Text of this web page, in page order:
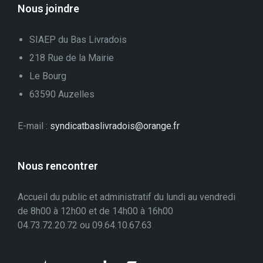
Nous joindre
SIAEP du Bas Livradois
218 Rue de la Mairie
Le Bourg
63590 Auzelles
E-mail : syndicatbaslivradois@orange.fr
Nous rencontrer
Accueil du public et administratif du lundi au vendredi
de 8h00 à 12h00 et de 14h00 à 16h00
04.73.72.20.72 ou 09.64.10.67.63